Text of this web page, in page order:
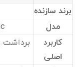
برند سازنده
مدل
کاربرد
اصلی
برداشت